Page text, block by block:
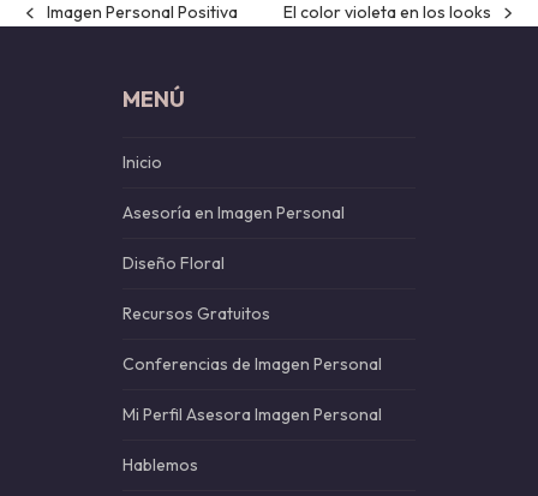
previous
Imagen Personal Positiva
next
El color violeta en los looks
MENÚ
Inicio
Asesoría en Imagen Personal
Diseño Floral
Recursos Gratuitos
Conferencias de Imagen Personal
Mi Perfil Asesora Imagen Personal
Hablemos